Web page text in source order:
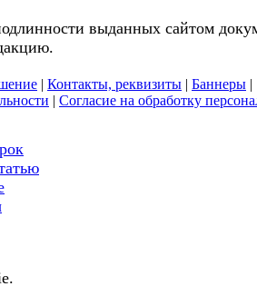
выданных сайтом
| Контакты, реквизиты | Баннеры |
| Согласие на обработку